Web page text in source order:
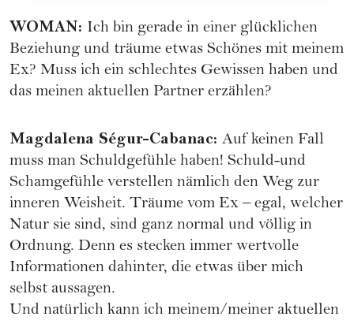
WOMAN: Ich bin gerade in einer glücklichen
Beziehung und träume etwas Schönes mit meinem
Ex? Muss ich ein schlechtes Gewissen haben und
das meinen aktuellen Partner erzählen?
Magdalena Ségur-Cabanac: Auf keinen Fall
muss man Schuldgefühle haben! Schuld-und
Schamgefühle verstellen nämlich den Weg zur
inneren Weisheit. Träume vom Ex – egal, welcher
Natur sie sind, sind ganz normal und völlig in
Ordnung. Denn es stecken immer wertvolle
Informationen dahinter, die etwas über mich
selbst aussagen.
Und natürlich kann ich meinem/meiner aktuellen